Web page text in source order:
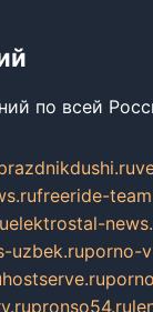
по всей
freeride-
elektrostal-
uzbek.ruporno-
hostserve.ru
pronso54.ru